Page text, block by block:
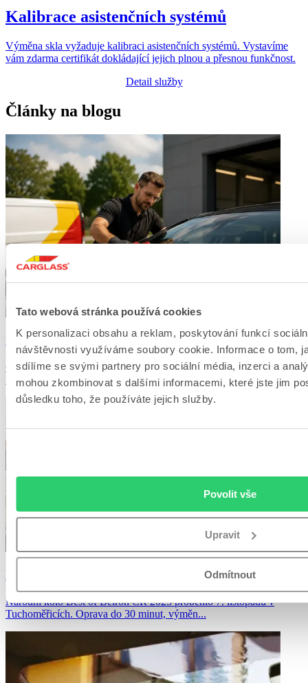
Tato webová stránka používá cookies
K personalizaci obsahu a reklam, poskytování funkcí
návštěvnosti využíváme soubory cookie. Informace o tom,
sdílíme se svými partnery pro sociální média, inzerci a
mohou zkombinovat s dalšími informacemi, které jste jim
důsledku toho, že používáte jejich služby.
Povolit vše
Upravit
Odmítnout
Kalibrace asistenčních systémů
Výměna skla vyžaduje kalibraci asistenčních systémů. Vystavíme
vám zdarma certifikát dokládající jejich plnou a přesnou funkčnost.
Detail služby
Články na blogu
Nově otevřená pobočka Carglass® v Chomutově
Otevřeli jsme novou pobočku Carglass® v Chomutově! Nabízíme
kompletní péči o autoskla včetně kalibra...
Best of Belron ČR 2025: Národní finále zná vítěze
Národní kolo Best of Belron ČR 2025 proběhlo 7. listopadu v
Tuchoměřicích. Oprava do 30 minut, výměn...